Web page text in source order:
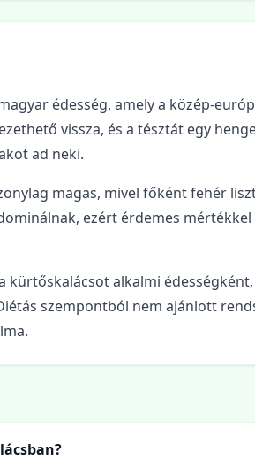
édesség, amely a közép-
vissza, és a tésztát egy
ad neki.
magas, mivel főként fehér
ezért érdemes
kürtőskalácsot alkalmi
szempontból nem ajánlott